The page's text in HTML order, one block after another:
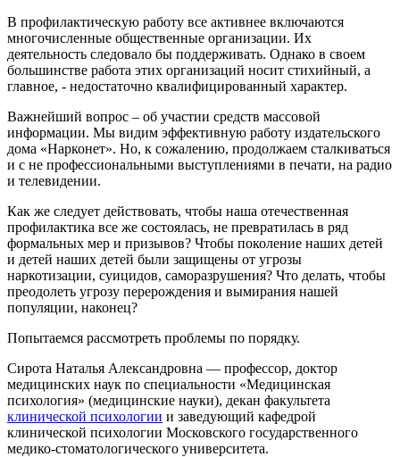
В профилактическую работу все активнее включаются
многочисленные общественные организации. Их
деятельность следовало бы поддерживать. Однако в своем
большинстве работа этих организаций носит стихийный, а
главное, - недостаточно квалифицированный характер.
Важнейший вопрос – об участии средств массовой
информации. Мы видим эффективную работу издательского
дома «Нарконет». Но, к сожалению, продолжаем сталкиваться
и с не профессиональными выступлениями в печати, на радио
и телевидении.
Как же следует действовать, чтобы наша отечественная
профилактика все же состоялась, не превратилась в ряд
формальных мер и призывов? Чтобы поколение наших детей
и детей наших детей были защищены от угрозы
наркотизации, суицидов, саморазрушения? Что делать, чтобы
преодолеть угрозу перерождения и вымирания нашей
популяции, наконец?
Попытаемся рассмотреть проблемы по порядку.
Сирота Наталья Александровна — профессор, доктор
медицинских наук по специальности «Медицинская
психология» (медицинские науки), декан факультета
клинической психологии и заведующий кафедрой
клинической психологии Московского государственного
медико-стоматологического университета.